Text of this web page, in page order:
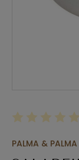
PALMA & PALMA